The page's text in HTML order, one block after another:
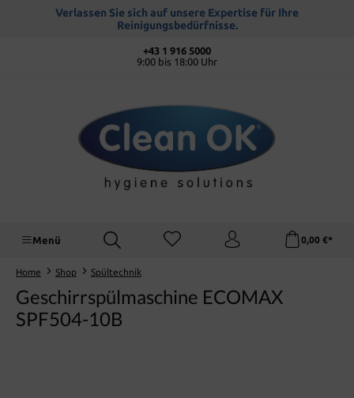
springenVerlassen Sie sich auf unsere Expertise für Ihre
Reinigungsbedürfnisse.
+43 1 916 5000
9:00 bis 18:00 Uhr
Menü 0,00 €*
Home Shop Spültechnik
Geschirrspülmaschine ECOMAX
SPF504-10B